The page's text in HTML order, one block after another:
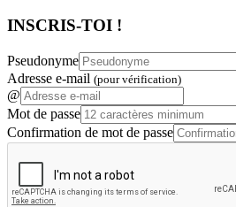
INSCRIS-TOI !
Pseudonyme
Adresse e-mail (pour vérification)
@
Mot de passe
Confirmation de mot de passe